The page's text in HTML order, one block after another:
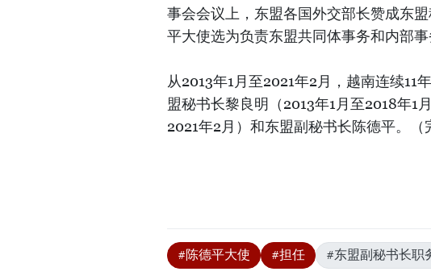
事会会议上，东盟各国外交部长赞成东
平大使选为负责东盟共同体事务和内部事
从2013年1月至2021年2月，越南连续11
盟秘书长黎良明（2013年1月至2018年1
2021年2月）和东盟副秘书长陈德平。（
#陈德平大使 #担任 #东盟副秘书长职